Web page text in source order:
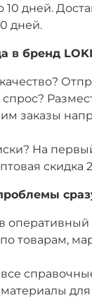
10 дней.
дней.
в бренд
заказы
На
скидка
оперативный
товарам,